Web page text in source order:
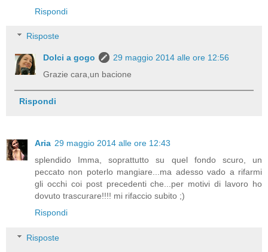
Rispondi
Risposte
Dolci a gogo
29 maggio 2014 alle ore 12:56
Grazie cara,un bacione
Rispondi
Aria 29 maggio 2014 alle ore 12:43
splendido Imma, soprattutto su quel fondo scuro, un
peccato non poterlo mangiare...ma adesso vado a rifarmi
gli occhi coi post precedenti che...per motivi di lavoro ho
dovuto trascurare!!!! mi rifaccio subito ;)
Rispondi
Risposte